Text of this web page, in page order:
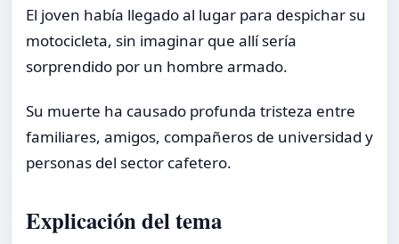
El joven había llegado al lugar para despichar su
motocicleta, sin imaginar que allí sería
sorprendido por un hombre armado.
Su muerte ha causado profunda tristeza entre
familiares, amigos, compañeros de universidad y
personas del sector cafetero.
Explicación del tema